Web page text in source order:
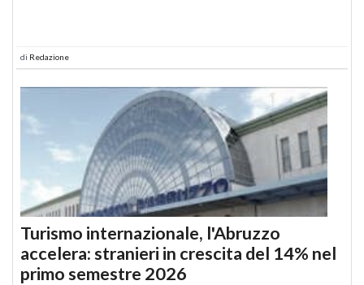
di Redazione
Turismo internazionale, l'Abruzzo
accelera: stranieri in crescita del 14% nel
primo semestre 2026